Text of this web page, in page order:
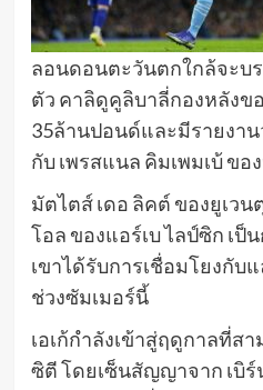
ลอนดอนตะวันตกใกล้จะบ
ตัว คาลิดูคูลิบาลี่กองหลังข
35ล้านปอนด์และมีรายงาน
กับ เพรสแนล คิมเพมเบ้ ข
มัตไตส์ เดอ ลิคต์ ของยูเว
โอล ของแอร์เบ ไลป์ซิก เ
เขาได้รับการเชื่อมโยงกับ
ช่วงซัมเมอร์นี้
เอเก้กำลังเข้าสู่ฤดูกาลที่ส
ซิตี โดยเซ็นสัญญาจาก เบิ